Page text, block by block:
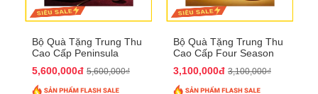
Bộ Quà Tặng Trung Thu
Cao Cấp Peninsula
5,600,000đ 5,600,000₫
Bộ Quà Tặng Trung Thu
Cao Cấp Four Season
3,100,000đ 3,100,000₫